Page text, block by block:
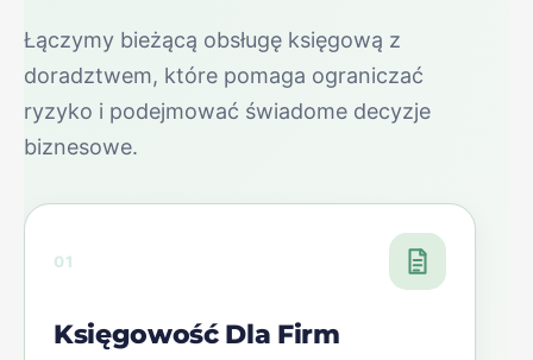
Łączymy bieżącą obsługę księgową z
doradztwem, które pomaga ograniczać
ryzyko i podejmować świadome decyzje
biznesowe.
01
Księgowość Dla Firm